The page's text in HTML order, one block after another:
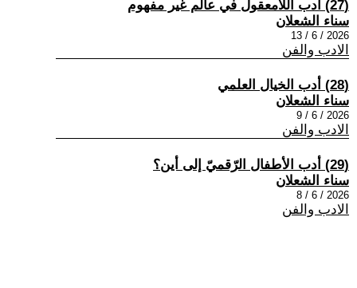
(27) أدب اللامعقول في عالم غير مفهوم
سناء الشعلان
2026 / 6 / 13
الادب والفن
(28) أدب الخيال العلمي
سناء الشعلان
2026 / 6 / 9
الادب والفن
(29) أدب الأطفال الرّقميّ إلى أين؟
سناء الشعلان
2026 / 6 / 8
الادب والفن